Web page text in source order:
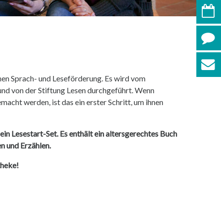
Sprach- und Leseförderung. Es wird vom
von der Stiftung Lesen durchgeführt. Wenn
werden, ist das ein erster Schritt, um ihnen
Lesestart-Set. Es enthält ein altersgerechtes Buch
und Erzählen.